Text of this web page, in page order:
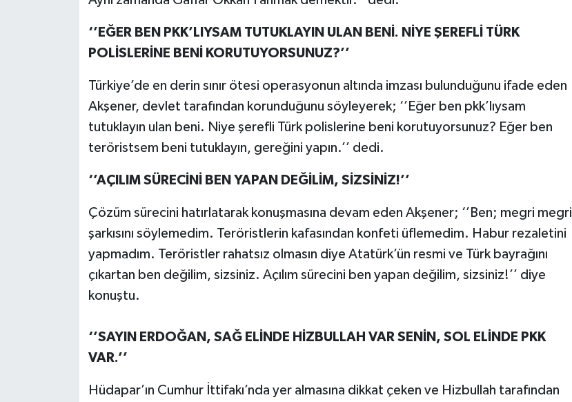
‘’EĞER BEN PKK’LIYSAM TUTUKLAYIN ULAN BENİ. NİYE ŞEREFLİ TÜRK
POLİSLERİNE BENİ KORUTUYORSUNUZ?’’
Türkiye’de en derin sınır ötesi operasyonun altında imzası bulunduğunu ifade eden
Akşener, devlet tarafından korunduğunu söyleyerek; ‘’Eğer ben pkk’lıysam
tutuklayın ulan beni. Niye şerefli Türk polislerine beni korutuyorsunuz? Eğer ben
teröristsem beni tutuklayın, gereğini yapın.’’ dedi.
‘’AÇILIM SÜRECİNİ BEN YAPAN DEĞİLİM, SİZSİNİZ!’’
Çözüm sürecini hatırlatarak konuşmasına devam eden Akşener; ‘’Ben; megri megri
şarkısını söylemedim. Teröristlerin kafasından konfeti üflemedim. Habur rezaletini
yapmadım. Teröristler rahatsız olmasın diye Atatürk’ün resmi ve Türk bayrağını
çıkartan ben değilim, sizsiniz. Açılım sürecini ben yapan değilim, sizsiniz!’’ diye
konuştu.
‘’SAYIN ERDOĞAN, SAĞ ELİNDE HİZBULLAH VAR SENİN, SOL ELİNDE PKK
VAR.’’
Hüdapar’ın Cumhur İttifakı’nda yer almasına dikkat çeken ve Hizbullah tarafından